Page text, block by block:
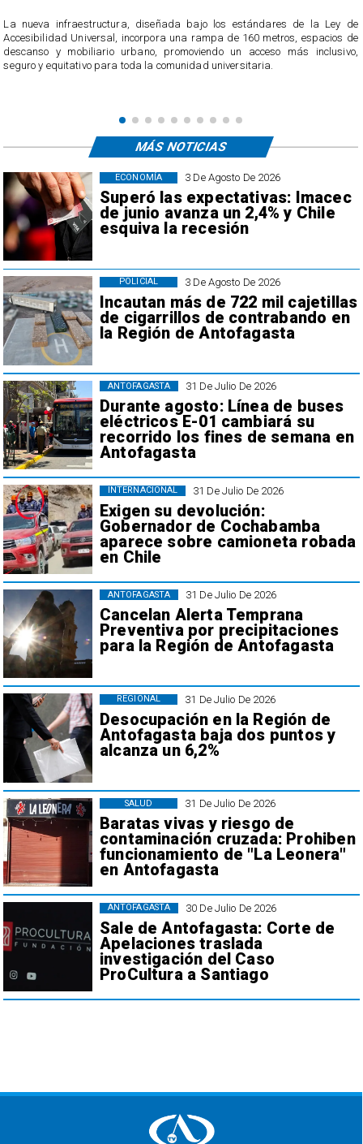
El sitio correspondía a una construcción abandonada, donde el pasado 24
de julio fue hallada una larva del mosquito Aedes Aegypti, constituyendo el
foco 18 del vector en la comuna.
3 De Agosto De 2026
Superó las expectativas: Imacec
de junio avanza un 2,4% y Chile
esquiva la recesión
ECONOMÍA
3 De Agosto De 2026
Incautan más de 722 mil cajetillas
de cigarrillos de contrabando en
la Región de Antofagasta
POLICIAL
31 De Julio De 2026
Durante agosto: Línea de buses
eléctricos E-01 cambiará su
recorrido los fines de semana en
Antofagasta
ANTOFAGASTA
31 De Julio De 2026
Exigen su devolución:
Gobernador de Cochabamba
aparece sobre camioneta robada
en Chile
INTERNACIONAL
31 De Julio De 2026
Cancelan Alerta Temprana
Preventiva por precipitaciones
para la Región de Antofagasta
ANTOFAGASTA
31 De Julio De 2026
Desocupación en la Región de
Antofagasta baja dos puntos y
alcanza un 6,2%
REGIONAL
31 De Julio De 2026
Baratas vivas y riesgo de
contaminación cruzada: Prohiben
funcionamiento de "La Leonera"
en Antofagasta
SALUD
30 De Julio De 2026
Sale de Antofagasta: Corte de
Apelaciones traslada
investigación del Caso
ProCultura a Santiago
ANTOFAGASTA
MÁS NOTICIAS